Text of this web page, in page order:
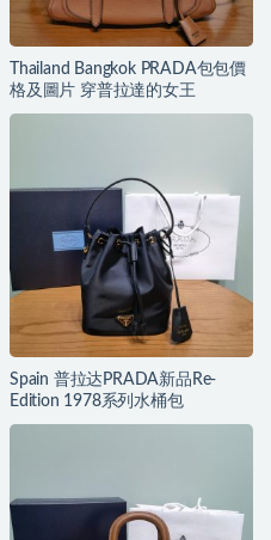
Thailand Bangkok PRADA包包價
格及圖片 穿普拉達的女王
Spain 普拉达PRADA新品Re-
Edition 1978系列水桶包